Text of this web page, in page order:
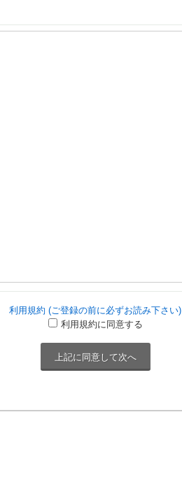
利用規約 (ご登録の前に必ずお読み下さい)
利用規約に同意する